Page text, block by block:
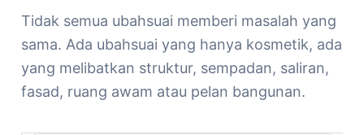
Tidak semua ubahsuai memberi masalah yang
sama. Ada ubahsuai yang hanya kosmetik, ada
yang melibatkan struktur, sempadan, saliran,
fasad, ruang awam atau pelan bangunan.